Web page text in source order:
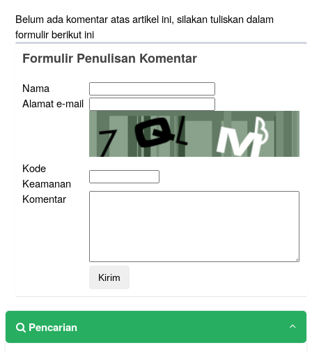
Belum ada komentar atas artikel ini, silakan tuliskan dalam
formulir berikut ini
Formulir Penulisan Komentar
Nama
Alamat e-mail
Kode
Keamanan
Komentar
Pencarian